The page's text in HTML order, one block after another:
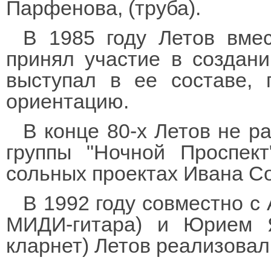
Парфенова, (труба).
В 1985 году Летов
принял участие в
выступал в ее
ориентацию.
В конце 80-х Летов не
группы "Ночной
сольных проектах Ивана
В 1992 году совместно
МИДИ-гитара) и Юрием
кларнет) Летов